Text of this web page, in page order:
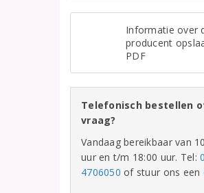
Informatie over
producent
PDF
Telefonisch bestellen
vraag?
Vandaag bereikbaar van
uur en t/m 18:00 uur. Tel:
4706050 of stuur ons een